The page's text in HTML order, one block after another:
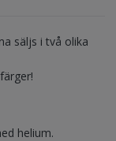
säljs i två olika
helium.